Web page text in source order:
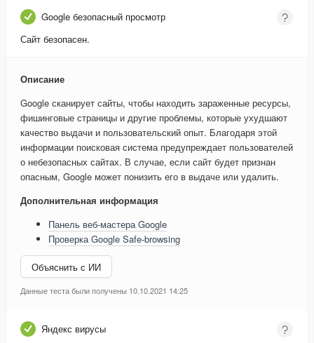
Google безопасный просмотр
Сайт безопасен.
Описание
Google сканирует сайты, чтобы находить зараженные ресурсы,
фишинговые страницы и другие проблемы, которые ухудшают
качество выдачи и пользовательский опыт. Благодаря этой
информации поисковая система предупреждает пользователей
о небезопасных сайтах. В случае, если сайт будет признан
опасным, Google может понизить его в выдаче или удалить.
Дополнительная информация
Панель веб-мастера Google
Проверка Google Safe-browsing
Объяснить с ИИ
Данные теста были получены 10.10.2021 14:25
Яндекс вирусы